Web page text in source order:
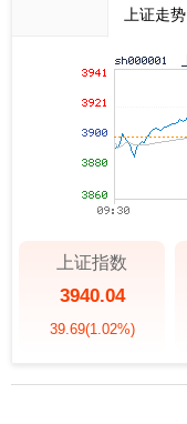
上证走势
上证指数
3940.04
39.69(1.02%)